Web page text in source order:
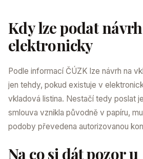
Kdy lze podat
elektronicky
Podle informací ČÚZK lze návrh na
jen tehdy, pokud existuje v
vkladová listina. Nestačí tedy poslat
smlouva vznikla původně v papíru,
podoby převedena autorizovanou
Na co si dát pozor u